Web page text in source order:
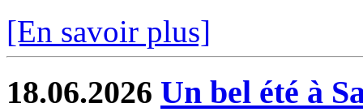
[En savoir plus]
18.06.2026 Un bel été à